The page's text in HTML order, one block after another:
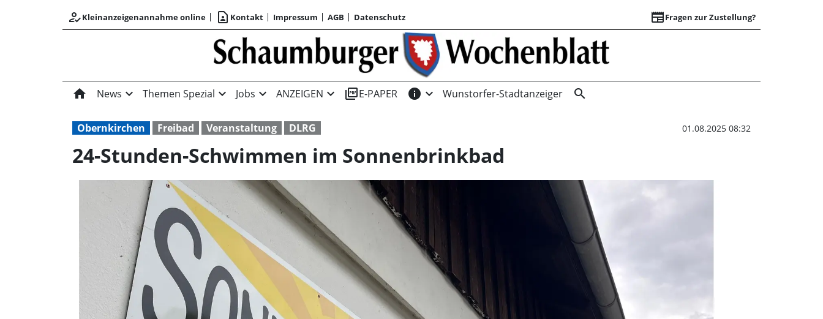
how_to_regKleinanzeigenannahme online contact_page Kontakt Impressum AGB Datenschutz newspaperFragen zur Zustellung?
24-Stunden-
home News expand_more Themen Spezial expand_more Jobs expand_more ANZEIGEN expand_more picture_as_pdfE-PAPER info expand_more Wunstorfer-Stadtanzeiger search
Obernkirchen Freibad Veranstaltung DLRG 01.08.2025 08:32
24-Stunden-Schwimmen im Sonnenbrinkbad